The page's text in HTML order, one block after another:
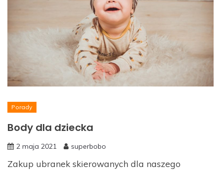
Porady
Body dla dziecka
2 maja 2021 superbobo
Zakup ubranek skierowanych dla naszego